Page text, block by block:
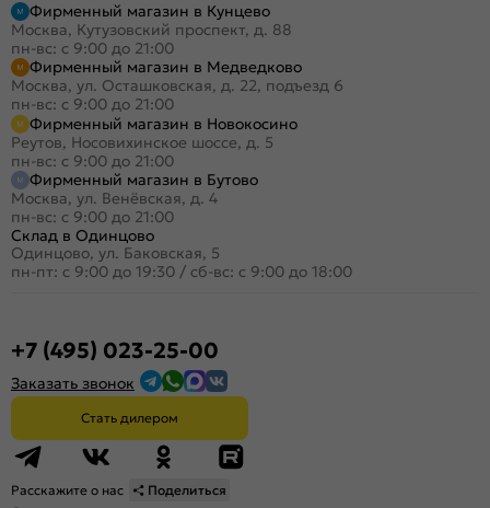
Фирменный магазин в Кунцево
Москва, Кутузовский проспект, д. 88
пн-вс: с 9:00 до 21:00
Фирменный магазин в Медведково
Москва, ул. Осташковская, д. 22, подъезд 6
пн-вс: с 9:00 до 21:00
Фирменный магазин в Новокосино
Реутов, Носовихинское шоссе, д. 5
пн-вс: с 9:00 до 21:00
Фирменный магазин в Бутово
Москва, ул. Венёвская, д. 4
пн-вс: с 9:00 до 21:00
Склад в Одинцово
Одинцово, ул. Баковская, 5
пн-пт: с 9:00 до 19:30 / сб-вс: с 9:00 до 18:00
+7 (495) 023-25-00
Заказать звонок
Стать дилером
Расскажите о нас
Поделиться